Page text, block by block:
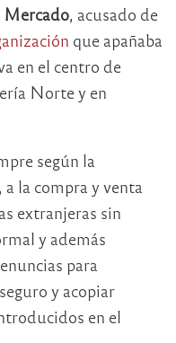
, acusado de
que apañaba
en el centro de
Norte y en
según la
la compra y venta
extranjeras sin
y además
para
y acopiar
en el